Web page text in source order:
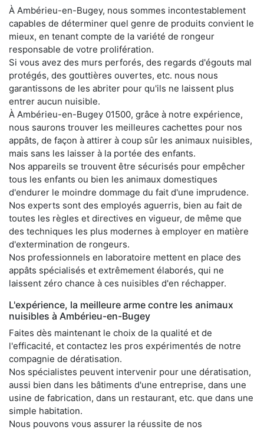
À Ambérieu-en-Bugey, nous sommes incontestablement
capables de déterminer quel genre de produits convient le
mieux, en tenant compte de la variété de rongeur
responsable de votre prolifération.
Si vous avez des murs perforés, des regards d'égouts mal
protégés, des gouttières ouvertes, etc. nous nous
garantissons de les abriter pour qu'ils ne laissent plus
entrer aucun nuisible.
À Ambérieu-en-Bugey 01500, grâce à notre expérience,
nous saurons trouver les meilleures cachettes pour nos
appâts, de façon à attirer à coup sûr les animaux nuisibles,
mais sans les laisser à la portée des enfants.
Nos appareils se trouvent être sécurisés pour empêcher
tous les enfants ou bien les animaux domestiques
d'endurer le moindre dommage du fait d'une imprudence.
Nos experts sont des employés aguerris, bien au fait de
toutes les règles et directives en vigueur, de même que
des techniques les plus modernes à employer en matière
d'extermination de rongeurs.
Nos professionnels en laboratoire mettent en place des
appâts spécialisés et extrêmement élaborés, qui ne
laissent zéro chance à ces nuisibles d'en réchapper.
L'expérience, la meilleure arme contre les animaux
nuisibles à Ambérieu-en-Bugey
Faites dès maintenant le choix de la qualité et de
l'efficacité, et contactez les pros expérimentés de notre
compagnie de dératisation.
Nos spécialistes peuvent intervenir pour une dératisation,
aussi bien dans les bâtiments d'une entreprise, dans une
usine de fabrication, dans un restaurant, etc. que dans une
simple habitation.
Nous pouvons vous assurer la réussite de nos